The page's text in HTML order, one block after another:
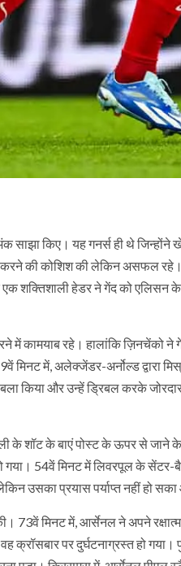
साझा किए। यह गनर्स ही थे
की कोशिश की लेकिन असफल रहे।
एक शक्तिशाली हेडर ने गेंद को
में कामयाब रहे। हालांकि ज़िनचेंको
मिनट में, अलेक्जेंडर-अर्नोल्ड द्वारा
किया और उन्हें ड्रिबल करके
के शॉट के बाएं पोस्ट के ऊपर से जाने के
गया। 54वें मिनट में लिवरपूल के
उसका प्रयास पर्याप्त नहीं हो
73वें मिनट में, आर्सेनल ने अपने
क्रॉसबार पर दुर्घटनाग्रस्त हो